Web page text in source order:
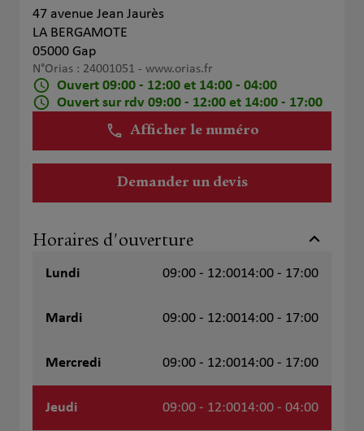
47 avenue Jean Jaurès
LA BERGAMOTE
05000 Gap
N°Orias : 24001051 - www.orias.fr
Ouvert 09:00 - 12:00 et 14:00 - 04:00
Ouvert sur rdv 09:00 - 12:00 et 14:00 - 17:00
Afficher le numéro
Demander un devis
Horaires d'ouverture
Lundi 09:00 - 12:0014:00 - 17:00
Mardi 09:00 - 12:0014:00 - 17:00
Mercredi 09:00 - 12:0014:00 - 17:00
Jeudi 09:00 - 12:0014:00 - 04:00